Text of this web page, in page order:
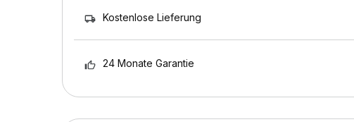
Kostenlose Lieferung
24 Monate Garantie